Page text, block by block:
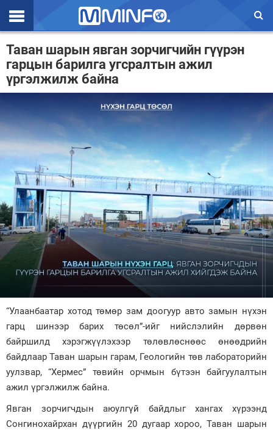
Эхлэл
Цаг агаар
Валют ханш
Улс төр
Эдийн засаг
Үзэл бодол
Спорт
Нийгэм
Дэлхий
Энтертайнмэнт
Зурхай
Таван шарын явган зорчигчийн гүүрэн
гарцын барилга угсралтын ажил
үргэлжилж байна
“Улаанбаатар хотод төмөр зам доогуур авто замын нүхэн
гарц шинээр барих төсөл”-ийг нийслэлийн дөрвөн
байршилд хэрэгжүүлэхээр төлөвлөснөөс өнөөдрийн
байдлаар Таван шарын гарам, Геологийн төв лабораторийн
уулзвар, “Хермес” төвийн орчмын бүтээн байгуулалтын
ажил үргэлжилж байна.
Явган зорчигчдын аюулгүй байдлыг хангах хүрээнд
Сонгинохайрхан дүүргийн 20 дугаар хороо, Таван шарын